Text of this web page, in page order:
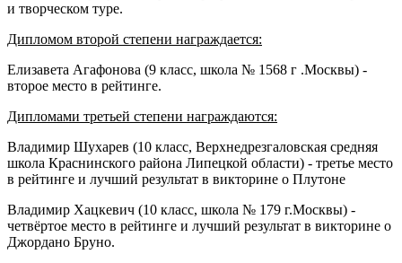
и творческом туре.
Дипломом второй степени награждается:
Елизавета Агафонова (9 класс, школа № 1568 г .Москвы) -
второе место в рейтинге.
Дипломами третьей степени награждаются:
Владимир Шухарев (10 класс, Верхнедрезгаловская средняя
школа Краснинского района Липецкой области) - третье место
в рейтинге и лучший результат в викторине о Плутоне
Владимир Хацкевич (10 класс, школа № 179 г.Москвы) -
четвёртое место в рейтинге и лучший результат в викторине о
Джордано Бруно.